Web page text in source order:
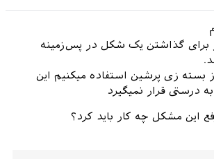
برای گذاشتن یک شکل در پس‌زمینه
بسته زی پرشین استفاده میکنیم این
درستی قرار نمیگیرد
این مشکل چه کار باید کرد؟